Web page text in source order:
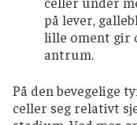
på lever,
lille oment gir
antrum.
På den bevegelige
celler seg relativt